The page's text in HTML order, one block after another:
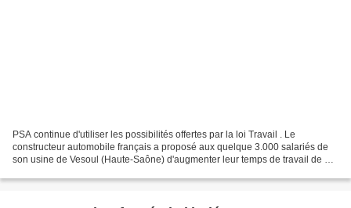
PSA continue d'utiliser les possibilités offertes par la loi Travail . Le
constructeur automobile français a proposé aux quelque 3.000 salariés de
son usine de Vesoul (Haute-Saône) d'augmenter leur temps de travail de 35